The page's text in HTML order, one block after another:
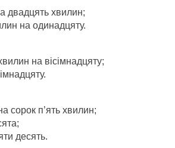
двадцять хвилин;
на одинадцяту.
на вісімнадцяту;
сорок п’ять хвилин;
десять.